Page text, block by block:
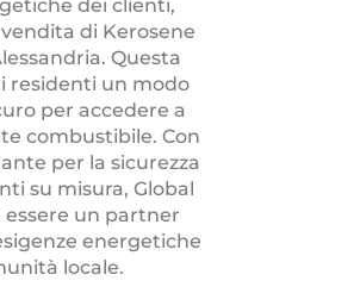
dei clienti,
di Kerosene
Questa
residenti un modo
per accedere a
combustibile. Con
per la sicurezza
su misura, Global
essere un partner
energetiche
locale.